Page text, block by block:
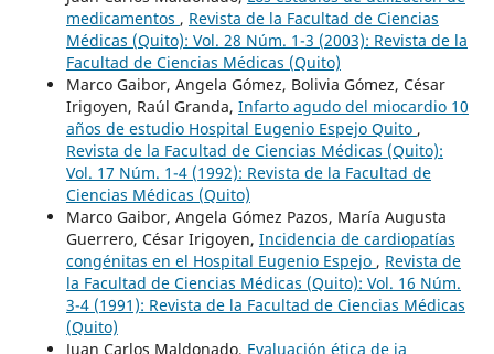
medicamentos , Revista de la Facultad de Ciencias
Médicas (Quito): Vol. 28 Núm. 1-3 (2003): Revista de la
Facultad de Ciencias Médicas (Quito)
Marco Gaibor, Angela Gómez, Bolivia Gómez, César
Irigoyen, Raúl Granda, Infarto agudo del miocardio 10
años de estudio Hospital Eugenio Espejo Quito ,
Revista de la Facultad de Ciencias Médicas (Quito):
Vol. 17 Núm. 1-4 (1992): Revista de la Facultad de
Ciencias Médicas (Quito)
Marco Gaibor, Angela Gómez Pazos, María Augusta
Guerrero, César Irigoyen, Incidencia de cardiopatías
congénitas en el Hospital Eugenio Espejo , Revista de
la Facultad de Ciencias Médicas (Quito): Vol. 16 Núm.
3-4 (1991): Revista de la Facultad de Ciencias Médicas
(Quito)
Juan Carlos Maldonado, Evaluación ética de ia